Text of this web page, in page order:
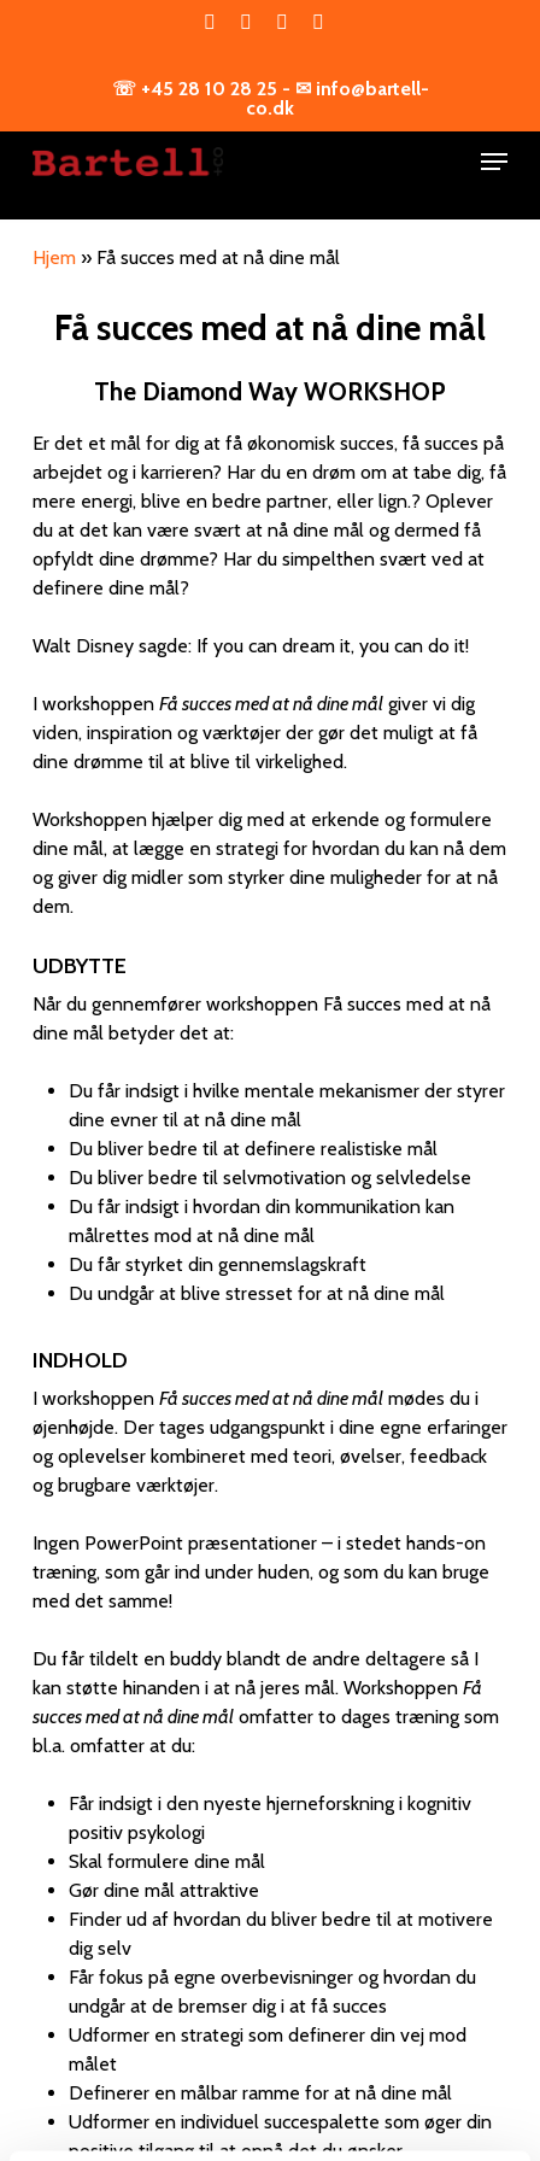
☏ +45 28 10 28 25 - ✉ info@bartell-
co.dk
Menu
Hjem» Få succes med at nå dine mål
Få succes med at nå dine mål
The Diamond Way WORKSHOP
Er det et mål for dig at få økonomisk succes, få succes på
arbejdet og i karrieren? Har du en drøm om at tabe dig, få
mere energi, blive en bedre partner, eller lign.? Oplever
du at det kan være svært at nå dine mål og dermed få
opfyldt dine drømme? Har du simpelthen svært ved at
definere dine mål?
Walt Disney sagde: If you can dream it, you can do it!
I workshoppen Få succes med at nå dine målgiver vi dig
viden, inspiration og værktøjer der gør det muligt at få
dine drømme til at blive til virkelighed.
Workshoppen hjælper dig med at erkende og formulere
dine mål, at lægge en strategi for hvordan du kan nå dem
og giver dig midler som styrker dine muligheder for at nå
dem.
UDBYTTE
Når du gennemfører workshoppen Få succes med at nå
dine mål betyder det at:
Du får indsigt i hvilke mentale mekanismer der styrer
dine evner til at nå dine mål
Du bliver bedre til at definere realistiske mål
Du bliver bedre til selvmotivation og selvledelse
Du får indsigt i hvordan din kommunikation kan
målrettes mod at nå dine mål
Du får styrket din gennemslagskraft
Du undgår at blive stresset for at nå dine mål
INDHOLD
I workshoppen Få succes med at nå dine målmødes du i
øjenhøjde. Der tages udgangspunkt i dine egne erfaringer
og oplevelser kombineret med teori, øvelser, feedback
og brugbare værktøjer.
Ingen PowerPoint præsentationer – i stedet hands-on
træning, som går ind under huden, og som du kan bruge
med det samme!
Du får tildelt en buddy blandt de andre deltagere så I
kan støtte hinanden i at nå jeres mål. Workshoppen Få
succes med at nå dine målomfatter to dages træning som
bl.a. omfatter at du:
Får indsigt i den nyeste hjerneforskning i kognitiv
positiv psykologi
Skal formulere dine mål
Gør dine mål attraktive
Finder ud af hvordan du bliver bedre til at motivere
dig selv
Får fokus på egne overbevisninger og hvordan du
undgår at de bremser dig i at få succes
Udformer en strategi som definerer din vej mod
målet
Definerer en målbar ramme for at nå dine mål
Udformer en individuel succespalette som øger din
positive tilgang til at opnå det du ønsker